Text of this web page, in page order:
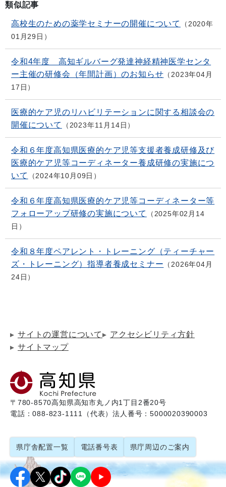
類似記事
高校生のための薬学セミナーの開催について
2020年
01月29日
令和4年度 高知ギルバーグ発達神経精神医学センタ
ー主催の研修会（年間計画）のお知らせ
2023年04月
17日
医療的ケア児のリハビリテーションに関する相談会の
開催について
2023年11月14日
令和６年度高知県医療的ケア児等支援者養成研修及び
医療的ケア児等コーディネーター養成研修の実施につ
いて
2024年10月09日
令和６年度高知県医療的ケア児等コーディネーター等
フォローアップ研修の実施について
2025年02月14
日
令和８年度ペアレント・トレーニング（ティーチャー
ズ・トレーニング）指導者養成セミナー
2026年04月
24日
サイトの運営について
アクセシビリティ方針
サイトマップ
〒780-8570高知県高知市丸ノ内1丁目2番20号
電話：088-823-1111（代表）法人番号：5000020390003
県庁舎配置一覧 電話番号表 県庁周辺のご案内